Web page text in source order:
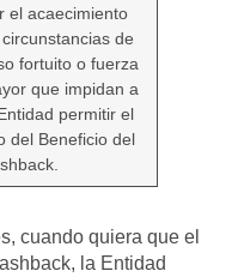
el acaecimiento
de
fortuito o fuerza
que impidan a
permitir el
del Beneficio del
cuando quiera que el
la Entidad